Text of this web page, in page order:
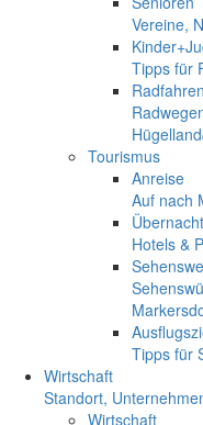
Vereine,
Tipps für
Radfahren
Hügelland
Tourismus
Anreise
Auf nach
Hotels &
Tipps für
Wirtschaft
Standort,
Wirtschaft